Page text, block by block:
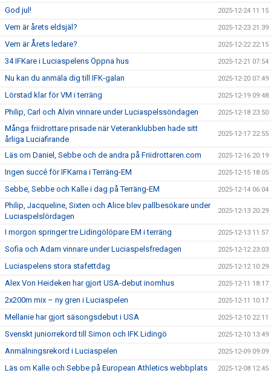
God jul! 2025-12-24 11:15
Vem är årets eldsjäl? 2025-12-23 21:39
Vem är Årets ledare? 2025-12-22 22:15
34 IFKare i Luciaspelens Öppna hus 2025-12-21 07:54
Nu kan du anmäla dig till IFK-galan 2025-12-20 07:49
Lörstad klar för VM i terräng 2025-12-19 09:48
Philip, Carl och Alvin vinnare under Luciaspelssöndagen 2025-12-18 23:50
Många friidrottare prisade när Veteranklubben hade sitt
årliga Luciafirande
2025-12-17 22:55
Läs om Daniel, Sebbe och de andra på Friidrottaren.com 2025-12-16 20:19
Ingen succé för IFKarna i Terräng-EM 2025-12-15 18:05
Sebbe, Sebbe och Kalle i dag på Terräng-EM 2025-12-14 06:04
Philip, Jacqueline, Sixten och Alice blev pallbesökare under
Luciaspelslördagen
2025-12-13 20:29
I morgon springer tre Lidingölöpare EM i terräng 2025-12-13 11:57
Sofia och Adam vinnare under Luciaspelsfredagen 2025-12-12 23:03
Luciaspelens stora stafettdag 2025-12-12 10:29
Alex Von Heideken har gjort USA-debut inomhus 2025-12-11 18:17
2x200m mix – ny gren i Luciaspelen 2025-12-11 10:17
Mellanie har gjort säsongsdebut i USA 2025-12-10 22:11
Svenskt juniorrekord till Simon och IFK Lidingö 2025-12-10 13:49
Anmälningsrekord i Luciaspelen 2025-12-09 09:09
Läs om Kalle och Sebbe på European Athletics webbplats 2025-12-08 12:45